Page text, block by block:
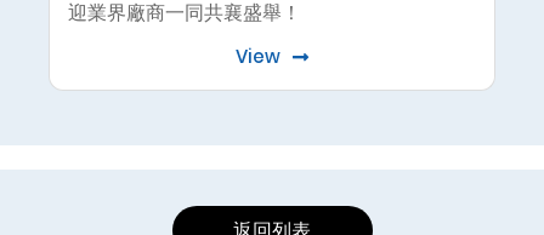
迎業界廠商一同共襄盛舉！
View
返回列表